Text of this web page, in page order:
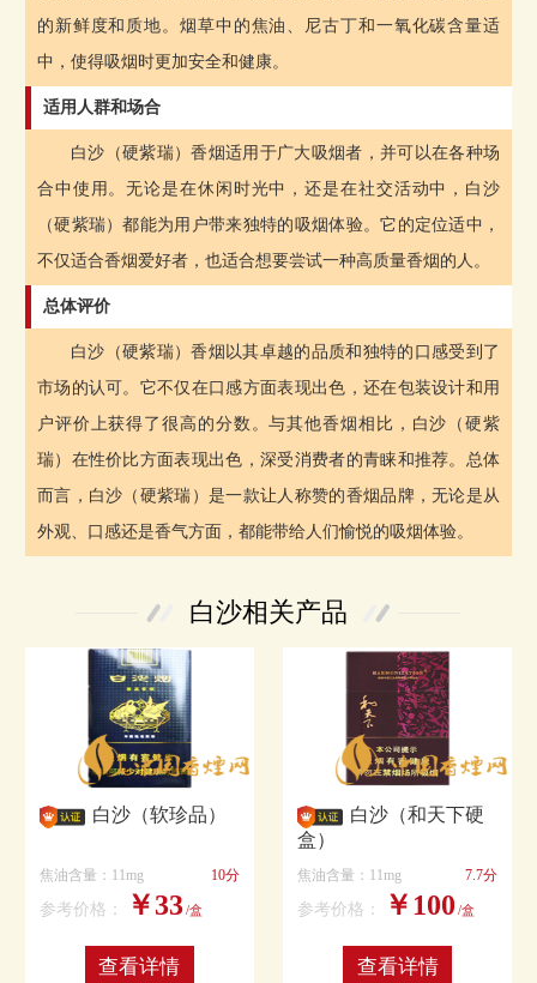
的新鲜度和质地。烟草中的焦油、尼古丁和一氧化碳含量适
中，使得吸烟时更加安全和健康。
适用人群和场合
白沙（硬紫瑞）香烟适用于广大吸烟者，并可以在各种场
合中使用。无论是在休闲时光中，还是在社交活动中，白沙
（硬紫瑞）都能为用户带来独特的吸烟体验。它的定位适中，
不仅适合香烟爱好者，也适合想要尝试一种高质量香烟的人。
总体评价
白沙（硬紫瑞）香烟以其卓越的品质和独特的口感受到了
市场的认可。它不仅在口感方面表现出色，还在包装设计和用
户评价上获得了很高的分数。与其他香烟相比，白沙（硬紫
瑞）在性价比方面表现出色，深受消费者的青睐和推荐。总体
而言，白沙（硬紫瑞）是一款让人称赞的香烟品牌，无论是从
外观、口感还是香气方面，都能带给人们愉悦的吸烟体验。
白沙相关产品
白沙（软珍品）
焦油含量：11mg 10分
参考价格： ￥33/盒
查看详情
白沙（和天下硬
盒）
焦油含量：11mg 7.7分
参考价格： ￥100 /盒
查看详情